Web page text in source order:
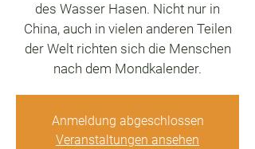
des Wasser Hasen. Nicht nur in
China, auch in vielen anderen Teilen
der Welt richten sich die Menschen
nach dem Mondkalender.
Anmeldung abgeschlossen
Veranstaltungen ansehen